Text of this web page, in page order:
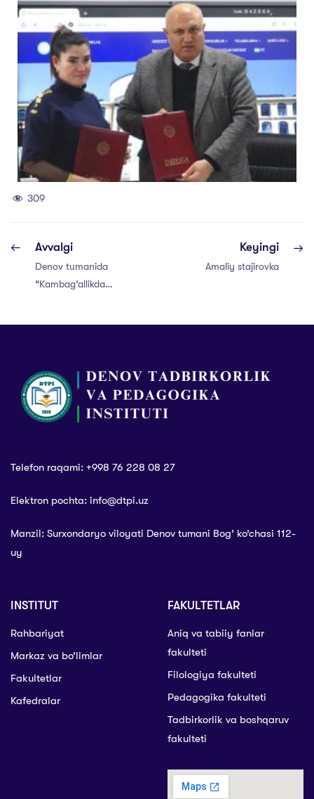
309
Avvalgi
Denov tumanida
“Kambag‘allikdan
Keyingi
Amaliy stajirovka
Telefon raqami: +998 76 228 08 27
Elektron pochta: info@dtpi.uz
Manzil: Surxondaryo viloyati Denov tumani Bog’ ko’chasi 112-
uy
INSTITUT
Rahbariyat
Markaz va bo’limlar
Fakultetlar
Kafedralar
FAKULTETLAR
Aniq va tabiiy fanlar
fakulteti
Filologiya fakulteti
Pedagogika fakulteti
Tadbirkorlik va boshqaruv
fakulteti